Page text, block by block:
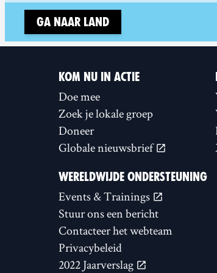
Ga naar land
KOM NU IN ACTIE
Doe mee
Zoek je lokale groep
Doneer
Globale nieuwsbrief
WERELDWIJDE ONDERSTEUNING
Events & Trainings
Stuur ons een bericht
Contacteer het webteam
Privacybeleid
2022 Jaarverslag